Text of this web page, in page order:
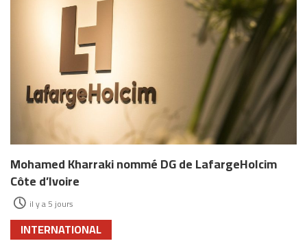
Mohamed Kharraki nommé DG de LafargeHolcim
Côte d’Ivoire
il y a 5 jours
INTERNATIONAL